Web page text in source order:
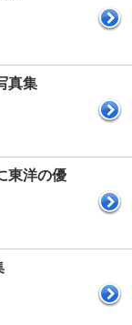
真集
東洋の優